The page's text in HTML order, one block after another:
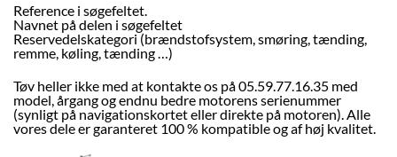
Reference i søgefeltet.
Navnet på delen i søgefeltet
Reservedelskategori (brændstofsystem, smøring, tænding,
remme, køling, tænding …)
Tøv heller ikke med at kontakte os på 05.59.77.16.35 med
model, årgang og endnu bedre motorens serienummer
(synligt på navigationskortet eller direkte på motoren). Alle
vores dele er garanteret 100 % kompatible og af høj kvalitet.